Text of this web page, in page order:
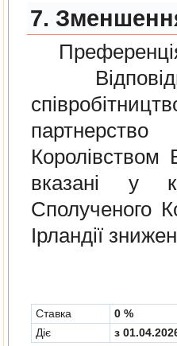
7.
Королівством
вказані у
Сполученого
Ірландії
Cтавка
0 %
Діє
з